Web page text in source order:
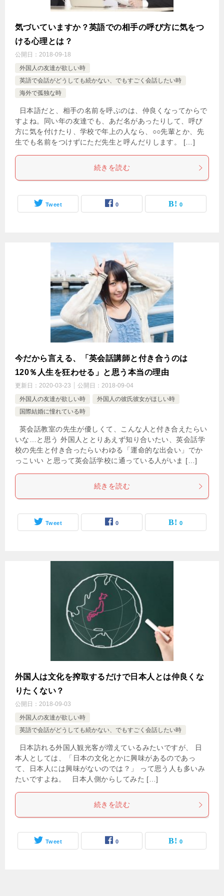
気づいていますか？英語での相手の呼び方に気をつ
ける心理とは？
公開日： 2018-09-18
外国人の友達が欲しい時
英語で会話がどうしても続かない、でもすごく会話したい時
海外で孤独な時
日本語だと、相手の名前を呼ぶのは、仲良くなってからで
すよね。同い年の友達でも、あだ名があったりして、呼び
方に気を付けたり、学校で年上の人なら、○○先輩とか、先
生でも名前をつけずにただ先生と呼んだりします。 […]
続きを読む
Tweet 0 0
今だから言える、「英会話講師と付き合うのは
120％人生を狂わせる」と思う本当の理由
更新日： 2020-03-23 公開日： 2018-09-04
外国人の友達が欲しい時
外国人の彼氏彼女がほしい時
国際結婚に憧れている時
英会話教室の先生が優しくて、こんな人と付き合えたらい
いな…と思う 外国人ととりあえず知り合いたい、英会話学
校の先生と付き合ったらいわゆる「運命的な出会い」でか
っこいい と思って英会話学校に通っている人がいま […]
続きを読む
Tweet 0 0
外国人は文化を搾取するだけで日本人とは仲良くな
りたくない？
公開日： 2018-09-03
外国人の友達が欲しい時
英語で会話がどうしても続かない、でもすごく会話したい時
日本訪れる外国人観光客が増えているみたいですが、 日
本人としては、「日本の文化とかに興味があるのであっ
て、日本人には興味がないのでは？」 って思う人も多いみ
たいですよね。 日本人側からしてみた […]
続きを読む
Tweet 0 0